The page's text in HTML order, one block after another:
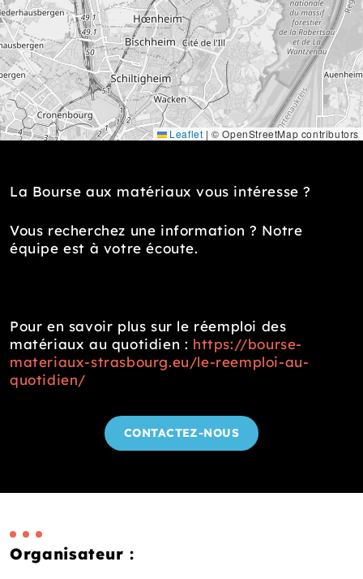
Leaflet | © OpenStreetMap contributors
La Bourse aux matériaux vous intéresse ?
Vous recherchez une information ? Notre
équipe est à votre écoute.
Pour en savoir plus sur le réemploi des
matériaux au quotidien : https://bourse-
materiaux-strasbourg.eu/le-reemploi-au-
quotidien/
CONTACTEZ-NOUS
Organisateur :